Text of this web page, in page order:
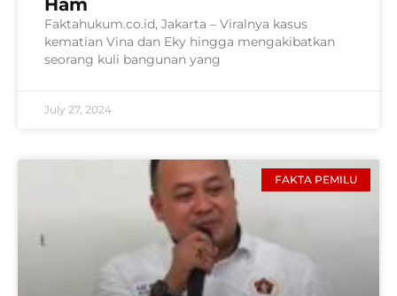
Ham
Faktahukum.co.id, Jakarta – Viralnya kasus
kematian Vina dan Eky hingga mengakibatkan
seorang kuli bangunan yang
July 27, 2024
FAKTA PEMILU